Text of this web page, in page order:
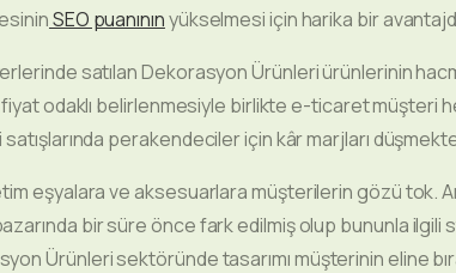
SEO puanınınyükselmesi için harika bir
satılan Dekorasyon Ürünleri ürünlerinin
fiyat odaklı belirlenmesiyle birlikte e-ticaret müşteri
perakendeciler için kâr marjları
eşyalara ve aksesuarlara müşterilerin gözü tok.
bir süre önce fark edilmiş olup bununla
Ürünleri sektöründe tasarımı müşterinin eline